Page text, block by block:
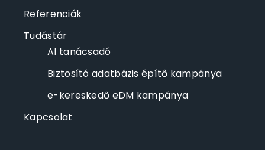
Referenciák
Tudástár
AI tanácsadó
Biztosító adatbázis építő kampánya
e-kereskedő eDM kampánya
Kapcsolat